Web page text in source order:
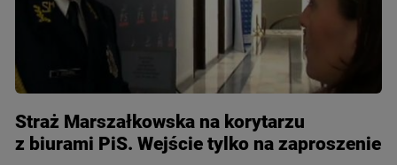
Straż Marszałkowska na korytarzu
z biurami PiS. Wejście tylko na zaproszenie